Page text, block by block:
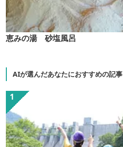
恵みの湯 砂塩風呂
AIが選んだあなたにおすすめの記事